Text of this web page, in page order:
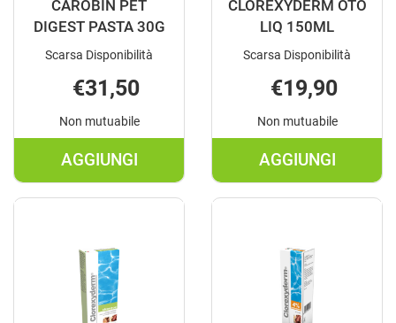
CAROBIN PET
DIGEST PASTA 30G
Scarsa Disponibilità
€31,50
Non mutuabile
AGGIUNGI
AGGIUNGI CAROBIN
PET
30G AL
CARRELLO
CLOREXYDERM OTO
LIQ 150ML
Scarsa Disponibilità
€19,90
Non mutuabile
AGGIUNGI
AGGIUNGI
OTO
CARRELLO